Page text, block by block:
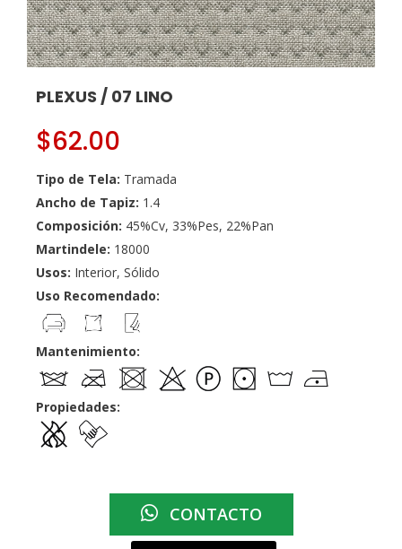
PLEXUS / 07 LINO
$62.00
Tipo de Tela: Tramada
Ancho de Tapiz: 1.4
Composición: 45%Cv, 33%Pes, 22%Pan
Martindele: 18000
Usos: Interior, Sólido
Uso Recomendado:
Mantenimiento:
Propiedades:
CONTACTO